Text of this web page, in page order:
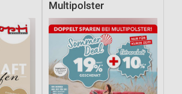
Multipolster